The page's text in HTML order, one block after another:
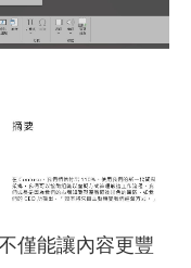
僅能讓內容更豐